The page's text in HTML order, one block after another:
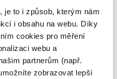
je to i způsob, kterým nám
i obsahu na webu. Díky
cookies pro měření
webu a
partnerům (např.
zobrazovat lepší
projekty